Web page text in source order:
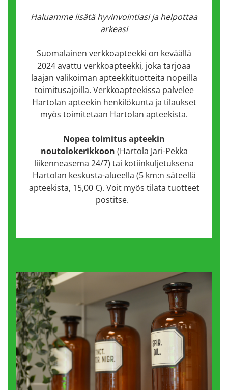
Haluamme lisätä hyvinvointiasi ja helpottaa
arkeasi
Suomalainen verkkoapteekki on keväällä
2024 avattu verkkoapteekki, joka tarjoaa
laajan valikoiman apteekkituotteita nopeilla
toimitusajoilla. Verkkoapteekissa palvelee
Hartolan apteekin henkilökunta ja tilaukset
myös toimitetaan Hartolan apteekista.
Nopea toimitus apteekin
noutolokerikkoon (Hartola Jari-Pekka
liikenneasema 24/7) tai kotiinkuljetuksena
Hartolan keskusta-alueella (5 km:n säteellä
apteekista, 15,00 €). Voit myös tilata tuotteet
postitse.